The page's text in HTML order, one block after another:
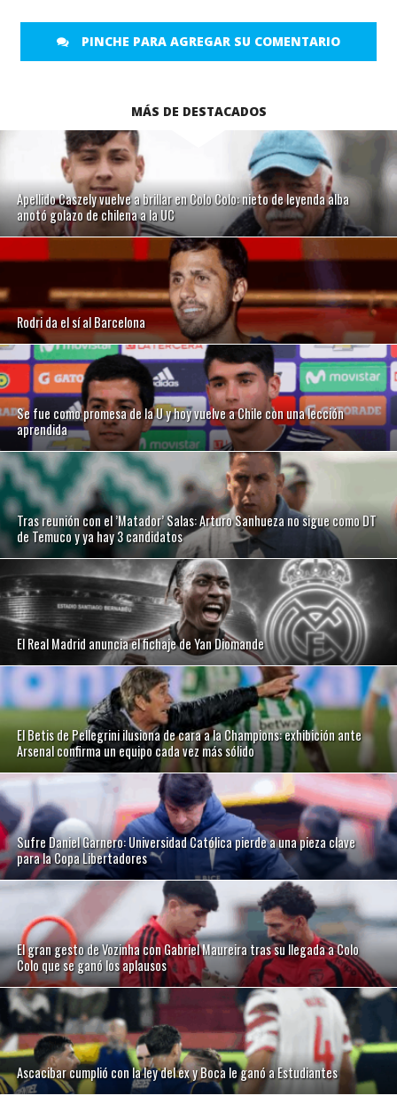
PINCHE PARA AGREGAR SU COMENTARIO
MÁS DE DESTACADOS
Apellido Caszely vuelve a brillar en Colo Colo: nieto de leyenda alba
anotó golazo de chilena a la UC
Rodri da el sí al Barcelona
Se fue como promesa de la U y hoy vuelve a Chile con una lección
aprendida
Tras reunión con el ’Matador’ Salas: Arturo Sanhueza no sigue como DT
de Temuco y ya hay 3 candidatos
El Real Madrid anuncia el fichaje de Yan Diomande
El Betis de Pellegrini ilusiona de cara a la Champions: exhibición ante
Arsenal confirma un equipo cada vez más sólido
Sufre Daniel Garnero: Universidad Católica pierde a una pieza clave
para la Copa Libertadores
El gran gesto de Vozinha con Gabriel Maureira tras su llegada a Colo
Colo que se ganó los aplausos
Ascacibar cumplió con la ley del ex y Boca le ganó a Estudiantes